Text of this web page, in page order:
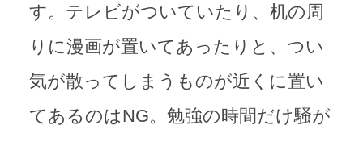
す。テレビがついていたり、机の周
りに漫画が置いてあったりと、つい
気が散ってしまうものが近くに置い
てあるのはNG。勉強の時間だけ騒が